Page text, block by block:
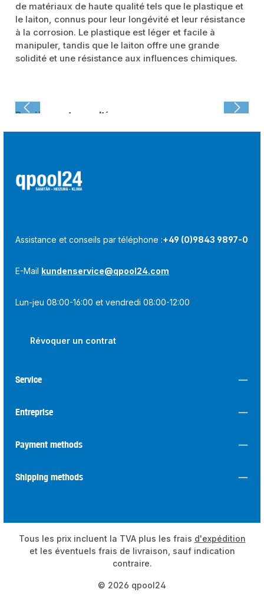
de matériaux de haute qualité tels que le plastique et
le laiton, connus pour leur longévité et leur résistance
à la corrosion. Le plastique est léger et facile à
manipuler, tandis que le laiton offre une grande
solidité et une résistance aux influences chimiques.
Dernièrement consulté :
Assistance et conseils par téléphone :+49 (0)9843 9897-0
E-Mail kundenservice@qpool24.com
Lun-jeu 08:00-16:00 et vendredi 08:00-12:00
Révoquer un contrat
Service
Entreprise
Payment methods
Shipping methods
© 2026 qpool24
Tous les prix incluent la TVA plus les frais d'expédition
et les éventuels frais de livraison, sauf indication
contraire.